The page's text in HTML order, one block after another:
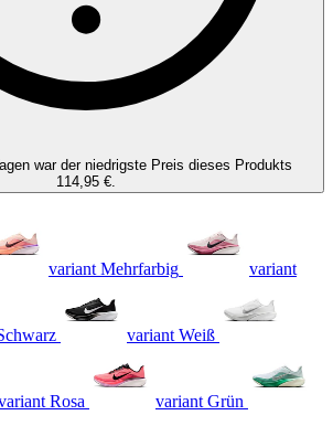
war der niedrigste Preis dieses Produkts
114,95 €.
variant Mehrfarbig variant
variant Weiß
Rosa variant Grün